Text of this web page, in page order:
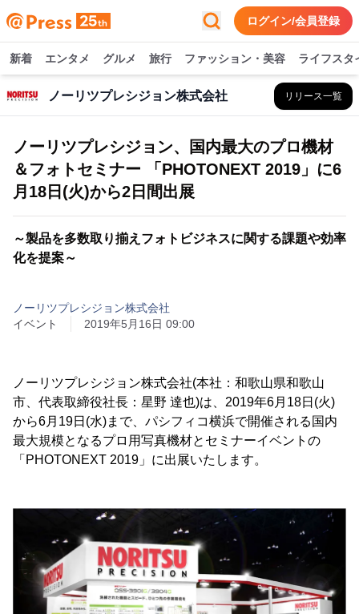
ログイン/会員登録
新着 エンタメ グルメ 旅行 ファッション・美容 ライフスタ
ノーリツプレシジョン株式会社 リリース一覧
ノーリツプレシジョン、国内最大のプロ機材
＆フォトセミナー 「PHOTONEXT 2019」に6
月18日(火)から2日間出展
～製品を多数取り揃えフォトビジネスに関する課題や効率
化を提案～
ノーリツプレシジョン株式会社
イベント
2019年5月16日 09:00
ノーリツプレシジョン株式会社(本社：和歌山県和歌山
市、代表取締役社長：星野 達也)は、2019年6月18日(火)
から6月19日(水)まで、パシフィコ横浜で開催される国内
最大規模となるプロ用写真機材とセミナーイベントの
「PHOTONEXT 2019」に出展いたします。